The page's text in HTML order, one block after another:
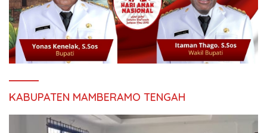
KABUPATEN MAMBERAMO TENGAH